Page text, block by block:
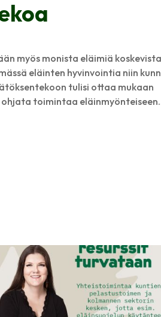
myös monista eläimiä koskevista
eläinten hyvinvointia niin
tulisi ottaa mukaan
toimintaa